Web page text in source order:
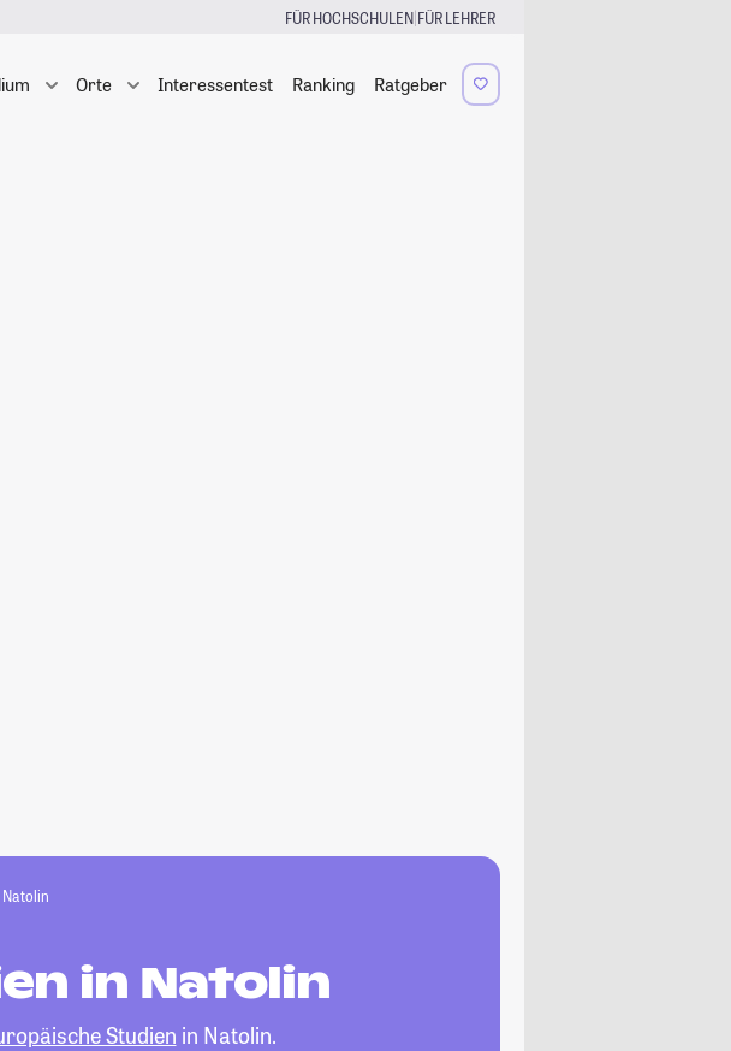
FÜR HOCHSCHULEN|FÜR LEHRER
Orte Interessentest Ranking Ratgeber
Natolin
in Natolin
Studien in Natolin.